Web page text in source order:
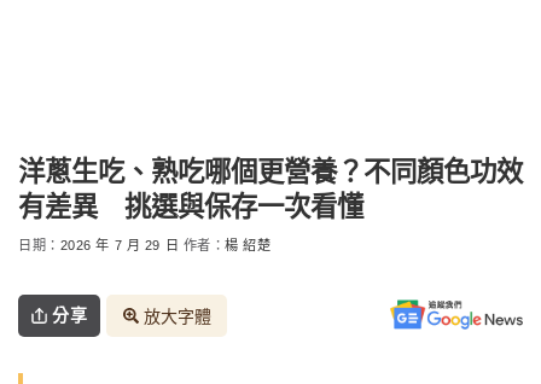
洋蔥生吃、熟吃哪個更營養？不同顏色功效
有差異 挑選與保存一次看懂
日期： 2026 年 7 月 29 日 作者：楊 紹楚
分享 放大字體